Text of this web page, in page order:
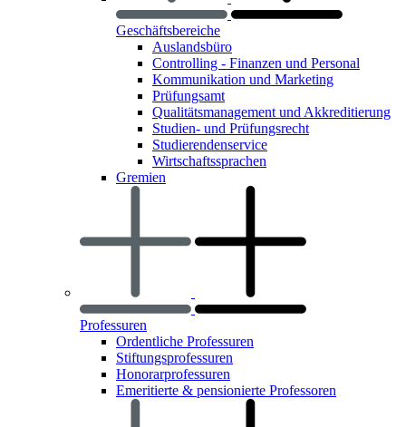
Geschäftsbereiche
Auslandsbüro
Controlling - Finanzen und Personal
Kommunikation und Marketing
Prüfungsamt
Qualitätsmanagement und Akkreditierung
Studien- und Prüfungsrecht
Studierendenservice
Wirtschaftssprachen
Gremien
Professuren
Ordentliche Professuren
Stiftungsprofessuren
Honorarprofessuren
Emeritierte & pensionierte Professoren